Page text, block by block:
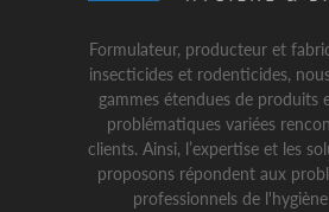
Formulateur, producteur et
insecticides et rodenticides,
gammes étendues de produits
problématiques variées
clients. Ainsi, l’expertise et les
proposons répondent aux
professionnels de